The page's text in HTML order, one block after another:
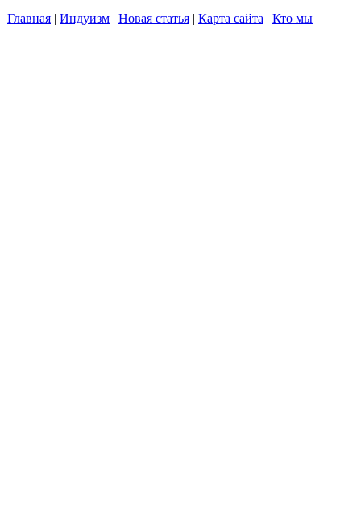
Главная | Индуизм | Новая статья | Карта сайта | Кто мы